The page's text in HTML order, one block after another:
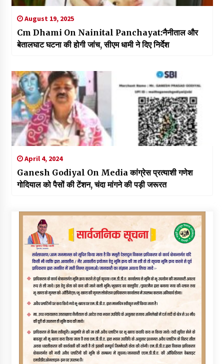
August 19, 2025
Cm Dhami On Nainital Panchayat:नैनीताल और
बेतालघाट घटना की होगी जांच, सीएम धामी ने दिए निर्देश
April 4, 2024
Ganesh Godiyal On Media कांग्रेस प्रत्याशी गणेश
गोदियाल को पैसों की टेंशन, चंदा मांगने की पड़ी जरूरत